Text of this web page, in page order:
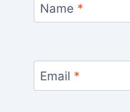
Name *
Email *